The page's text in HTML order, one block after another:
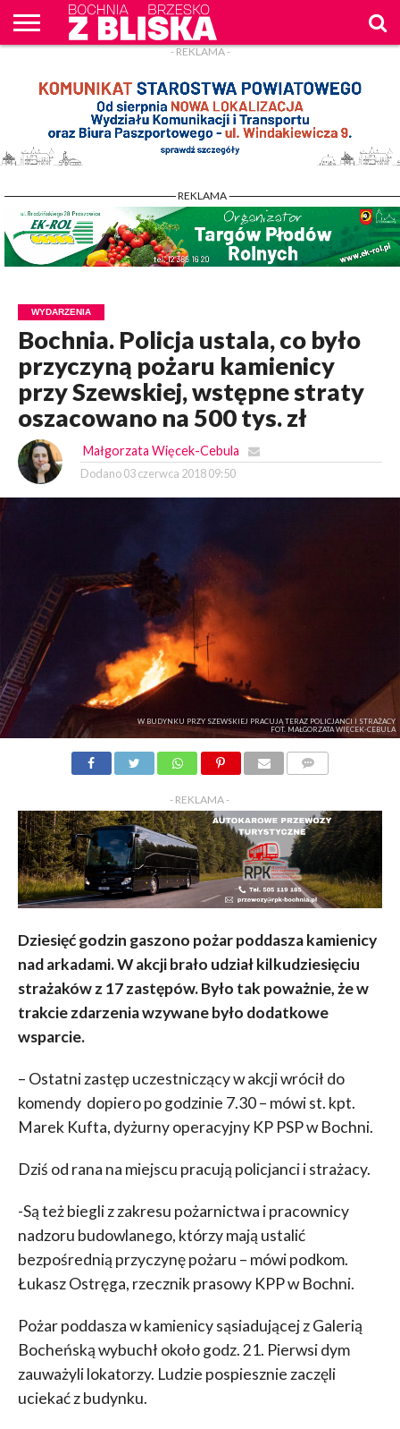
WPROST
REKLAM
- REKLAMA -
- REKLAMA -
WYDARZENIA
Bochnia. Policja ustala, co było
przyczyną pożaru kamienicy
przy Szewskiej, wstępne straty
oszacowano na 500 tys. zł
Małgorzata Więcek-Cebula
Dodano 03 czerwca 2018 09:50
W BUDYNKU PRZY SZEWSKIEJ PRACUJĄ TERAZ POLICJANCI I STRAŻACY
FOT. MAŁGORZATA WIĘCEK-CEBULA
- REKLAMA -
Dziesięć godzin gaszono pożar poddasza kamienicy
nad arkadami. W akcji brało udział kilkudziesięciu
strażaków z 17 zastępów. Było tak poważnie, że w
trakcie zdarzenia wzywane było dodatkowe
wsparcie.
– Ostatni zastęp uczestniczący w akcji wrócił do
komendy dopiero po godzinie 7.30 – mówi st. kpt.
Marek Kufta, dyżurny operacyjny KP PSP w Bochni.
Dziś od rana na miejscu pracują policjanci i strażacy.
-Są też biegli z zakresu pożarnictwa i pracownicy
nadzoru budowlanego, którzy mają ustalić
bezpośrednią przyczynę pożaru – mówi podkom.
Łukasz Ostręga, rzecznik prasowy KPP w Bochni.
Pożar poddasza w kamienicy sąsiadującej z Galerią
Bocheńską wybuchł około godz. 21. Pierwsi dym
zauważyli lokatorzy. Ludzie pospiesznie zaczęli
uciekać z budynku.